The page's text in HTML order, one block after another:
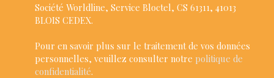
Société Worldline, Service Bloctel, CS 61311, 41013
BLOIS CEDEX.
Pour en savoir plus sur le traitement de vos données
personnelles, veuillez consulter notre politique de
confidentialité.